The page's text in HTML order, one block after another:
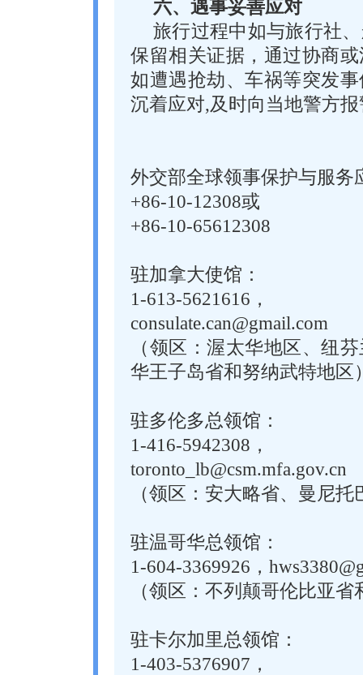
六、遇事妥善应对
旅行过程中如与旅行社
保留相关证据，通过协商
如遭遇抢劫、车祸等突发
沉着应对,及时向当地警方
外交部全球领事保护与服务
+86-10-12308或
+86-10-65612308
驻加拿大使馆：
1-613-5621616，
consulate.can@gmail.com
（领区：渥太华地区、纽
华王子岛省和努纳武特地区
驻多伦多总领馆：
1-416-5942308，
toronto_lb@csm.mfa.gov.cn
（领区：安大略省、曼尼托
驻温哥华总领馆：
1-604-3369926，
（领区：不列颠哥伦比亚
驻卡尔加里总领馆：
1-403-5376907，